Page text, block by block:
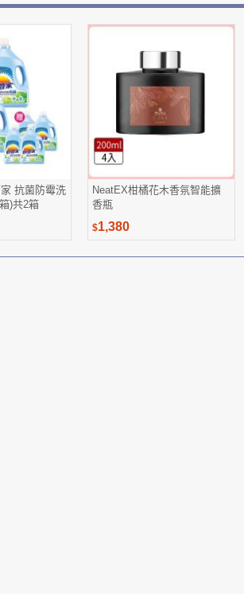
抗菌防霉洗
)共2箱
NeatEX柑橘花木香氛智能擴
香瓶
$1,380